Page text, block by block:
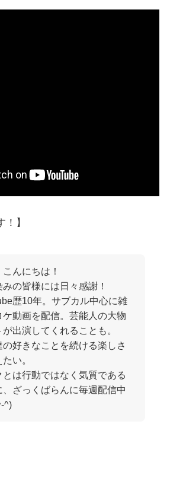
！】
んにちは！
みの皆様には日々感謝！
歴10年。サブカル中心に雑
ケ動画を配信。芸能人の大物
出演してくれることも。
の好きなことを続ける楽しさ
い。
とは行動ではなく気質である
、ざっくばらんに毎週配信中
^)